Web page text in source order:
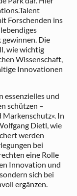
Forschenden ins
Die
wie wichtig
Wissenschaft,
Innovationen
essenzielles und
schützen –
In
Dietl, wie
werden
bei
eine Rolle
Innovation und
sich bei
ergänzen.